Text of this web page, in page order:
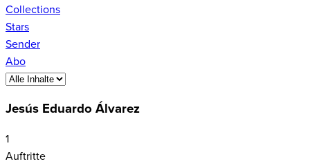
Collections
Stars
Sender
Abo
Jesús Eduardo Álvarez
1
Auftritte